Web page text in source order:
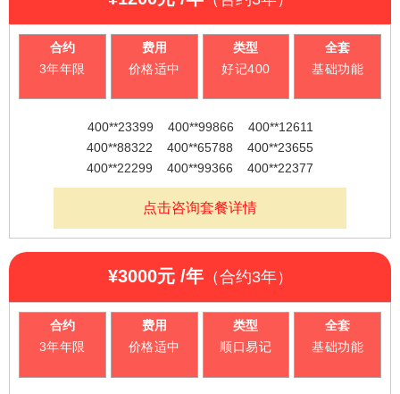
合约时间：
三年合约，83元/月
号码类型：
规律性400号码
附加功能
推荐号码
400**23399 400**99866
400**12611 400**88322
400**22299 400**99366
获取更多号码
费用特点：价格适中
套餐包含：400号码、免费通话时 长赠附加功能
热销套餐
400**12611 400**88322
400**65788 400**23655
400**22299 400**99366
4500元
中小企业首选，好号码，助力企业发展
合约时间：
三年合约，125元/月
？
业
4
0
电
话
增
值
业
提
供
商
，
挂机短信
通话结束后，对于拨打400的手机
用户，在挂机后可接收到400号码
发送的致谢短信，有对应模板选
漏接短信
当400电话有未接来电时，系统发
送短信给主叫的用户，告知会将
尽快回电:也可以同时给坐席发送
短信，提醒坐席应及时回电。
中心托管平台软
著彰显硬核实力
—— 解读国家版
权局《400 电话
通讯云计算平
台》著作权核心
价值
策价值，以400
综合服务平台著
本增效
国家版权局软著
认证加持：自研
解锁企业通信数
字化山东新轨道
信息科技有限公
司
从系统著作权看
电信增值 400 业
知识产权筑牢通
新轨道 400 电话
风控平台获国家
版权局软件著作
权认证
深耕技术自研，
筑牢企业通信安
资料审核无误，确认付款之后，客服
为您开通400电话
广州保税区广保大道141号2层
全国统一热线：400-688-6667
广州总机：020-3698-9996
深圳服务中心
深圳市龙华区卓越世纪中心2号楼12层
全国统一热线：400-688-6667
广州总机：0755-2188-8886
合约
3年年限
费用
价格适中
类型
好记400
全套
基础功能
400**23399 400**99866 400**12611
400**88322 400**65788 400**23655
400**22299 400**99366 400**22377
点击咨询套餐详情
¥3000元 /年（合约3年）
合约
3年年限
费用
价格适中
类型
顺口易记
全套
基础功能